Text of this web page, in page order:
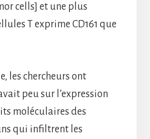
cells] et une plus
T exprime CD161 que
les chercheurs ont
peu sur l’expression
moléculaires des
qui infiltrent les